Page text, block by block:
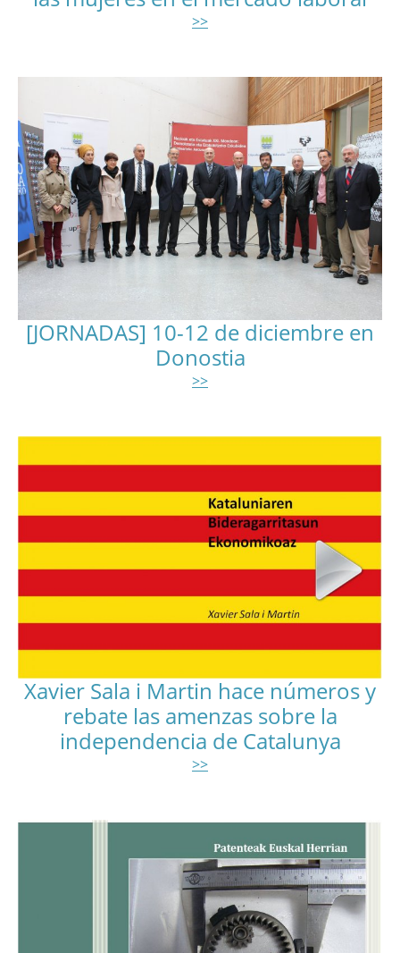
>>
[JORNADAS] 10-12 de diciembre en
Donostia
>>
Xavier Sala i Martin hace números y
rebate las amenzas sobre la
independencia de Catalunya
>>